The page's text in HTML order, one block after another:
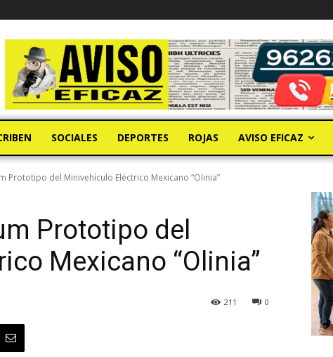
SOCIALES DEPORTES ROJAS AVISO EFICAZ
Prototipo del Minivehículo Eléctrico Mexicano “Olinia”
Prototipo del
Mexicano “Olinia”
0
211